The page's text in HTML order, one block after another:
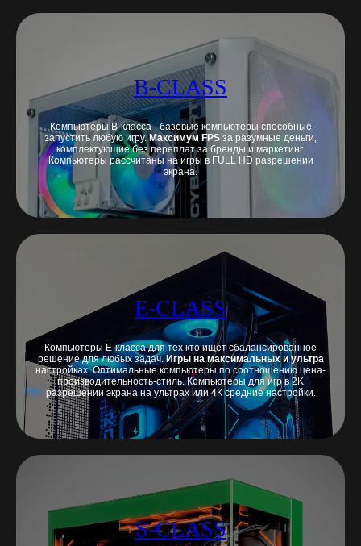
B-CLASS
Компьютеры B-класса - базовые компьютеры способные
запустить любую игру.Максимум FPS за разумные деньги,
комплектующие без переплат за бренды и маркетинг.
Компьютеры рассчитаны на игры в FULL HD разрешении
экрана.
E-CLASS
Компьютеры E-класса для тех кто ищет сбалансированное
решение для любых задач. Игры на максимальных и ультра
настройках. Оптимальные компьютеры по соотношению цена-
производительность-стиль. Компьютеры для игр в 2K
разрешении экрана на ультрах или 4К средние настройки.
S-CLASS